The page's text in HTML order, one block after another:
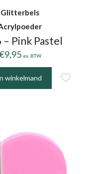
Glitterbels
– Pink Pastel
9,95 ex. BTW
winkelmand